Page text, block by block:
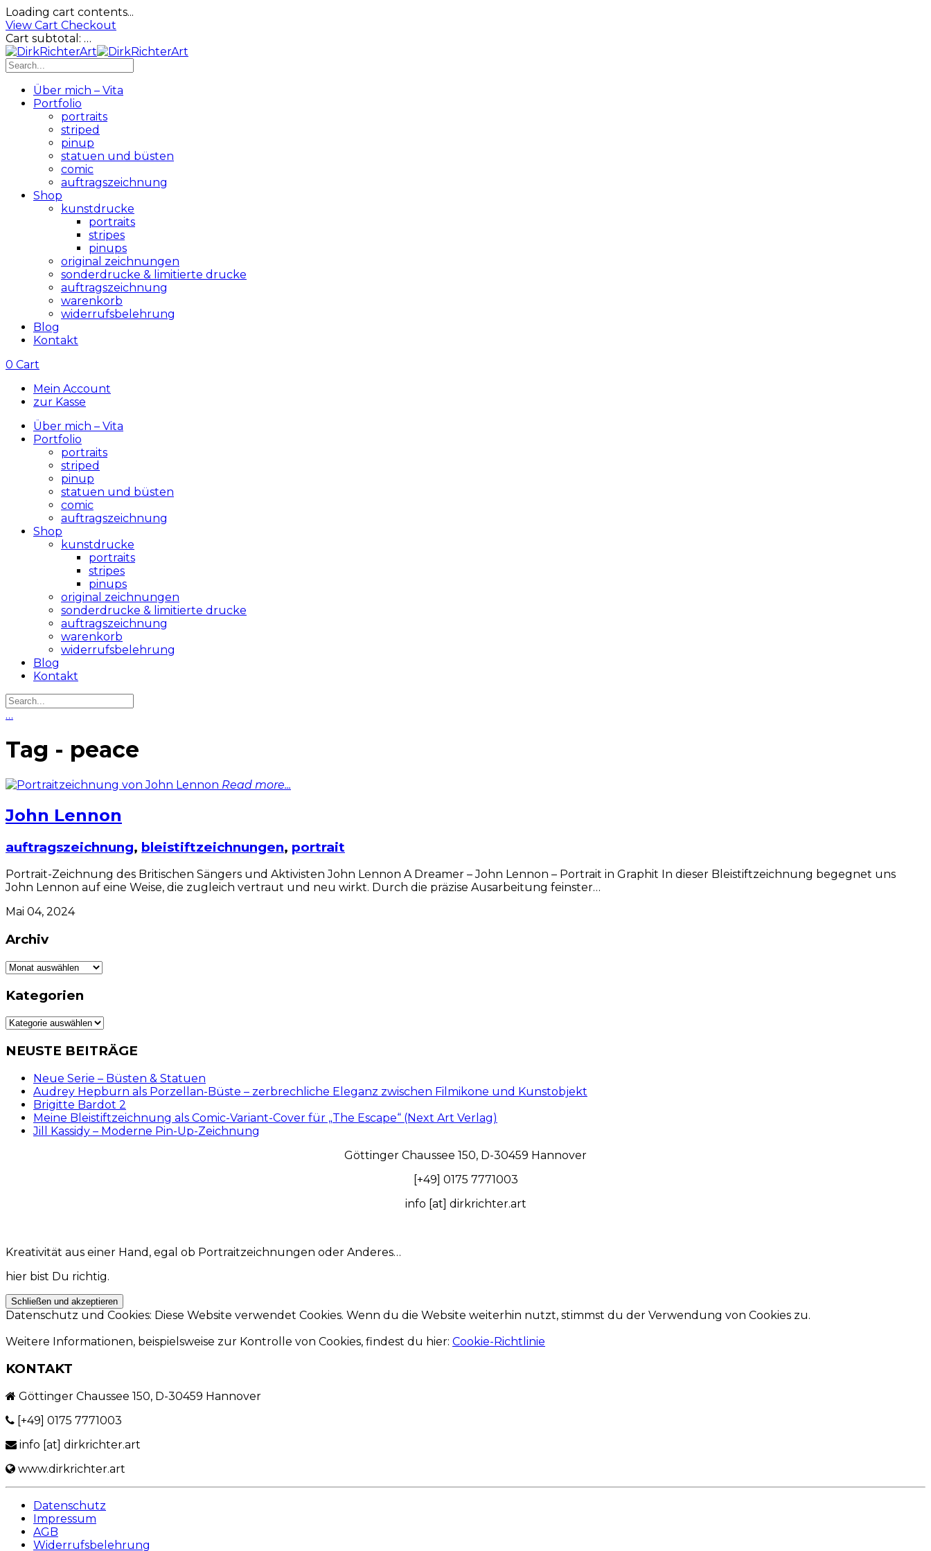
Loading cart contents...
View Cart Checkout
Cart subtotal: …
Über mich – Vita
Portfolio
portraits
striped
pinup
statuen und büsten
comic
auftragszeichnung
Shop
kunstdrucke
portraits
stripes
pinups
original zeichnungen
sonderdrucke & limitierte drucke
auftragszeichnung
warenkorb
widerrufsbelehrung
Blog
Kontakt
0 Cart
Mein Account
zur Kasse
Über mich – Vita
Portfolio
portraits
striped
pinup
statuen und büsten
comic
auftragszeichnung
Shop
kunstdrucke
portraits
stripes
pinups
original zeichnungen
sonderdrucke & limitierte drucke
auftragszeichnung
warenkorb
widerrufsbelehrung
Blog
Kontakt
…
Tag - peace
Read more...
John Lennon
auftragszeichnung, bleistiftzeichnungen, portrait
Portrait-Zeichnung des Britischen Sängers und Aktivisten John Lennon A Dreamer – John Lennon – Portrait in Graphit In dieser Bleistiftzeichnung begegnet uns
John Lennon auf eine Weise, die zugleich vertraut und neu wirkt. Durch die präzise Ausarbeitung feinster…
Mai 04, 2024
Archiv
Archiv
Kategorien
Kategorien
NEUSTE BEITRÄGE
Neue Serie – Büsten & Statuen
Audrey Hepburn als Porzellan-Büste – zerbrechliche Eleganz zwischen Filmikone und Kunstobjekt
Brigitte Bardot 2
Meine Bleistiftzeichnung als Comic-Variant-Cover für „The Escape“ (Next Art Verlag)
Jill Kassidy – Moderne Pin-Up-Zeichnung
Göttinger Chaussee 150, D-30459 Hannover
[+49] 0175 7771003
info [at] dirkrichter.art
Kreativität aus einer Hand, egal ob Portraitzeichnungen oder Anderes…
hier bist Du richtig.
Datenschutz und Cookies: Diese Website verwendet Cookies. Wenn du die Website weiterhin nutzt, stimmst du der Verwendung von Cookies zu.
Weitere Informationen, beispielsweise zur Kontrolle von Cookies, findest du hier: Cookie-Richtlinie
KONTAKT
Göttinger Chaussee 150, D-30459 Hannover
[+49] 0175 7771003
info [at] dirkrichter.art
www.dirkrichter.art
Datenschutz
Impressum
AGB
Widerrufsbelehrung